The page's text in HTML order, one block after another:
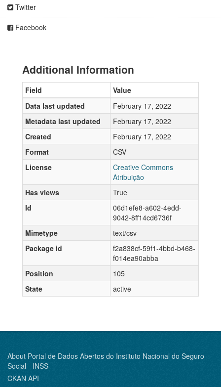
Twitter
Facebook
Additional Information
Field
Value
Data last updated
February 17, 2022
Metadata last updated
February 17, 2022
Created
February 17, 2022
Format
CSV
License
Creative Commons
Atribuição
Has views
True
Id
06d1efe8-a602-4edd-
9042-8ff14cd6736f
Mimetype
text/csv
Package id
f2a838cf-59f1-4bbd-b468-
f014ea90abba
Position
105
State
active
About Portal de Dados Abertos do Instituto Nacional do Seguro
Social - INSS
CKAN API